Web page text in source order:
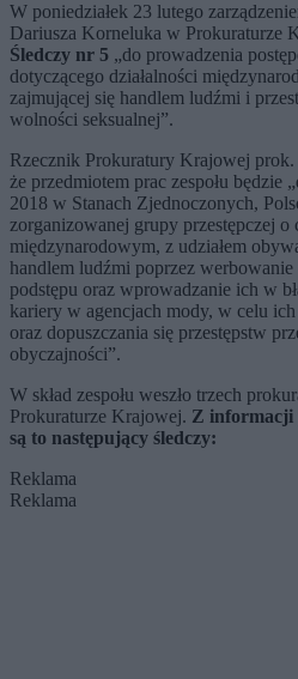
W poniedziałek 23 lutego
Dariusza Korneluka w Prokuraturze
Śledczy nr 5 „do prowadzenia
dotyczącego działalności
zajmującej się handlem ludźmi i
wolności seksualnej”.
Rzecznik Prokuratury Krajowej prok.
że przedmiotem prac zespołu będzie
2018 w Stanach Zjednoczonych,
zorganizowanej grupy przestępczej o
międzynarodowym, z udziałem
handlem ludźmi poprzez
podstępu oraz wprowadzanie ich w
kariery w agencjach mody, w celu
oraz dopuszczania się przestępstw
obyczajności”.
W skład zespołu weszło trzech
Prokuraturze Krajowej. Z informacji
są to następujący śledczy:
Reklama
Reklama